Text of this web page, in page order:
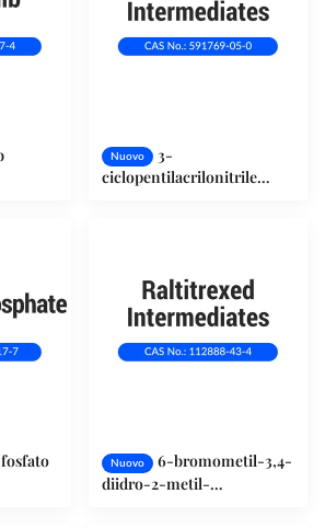
Nuovo
3-
ciclopentilacrilonitrile
Nuovo
6-bromometil-3,4-
diidro-2-metil-